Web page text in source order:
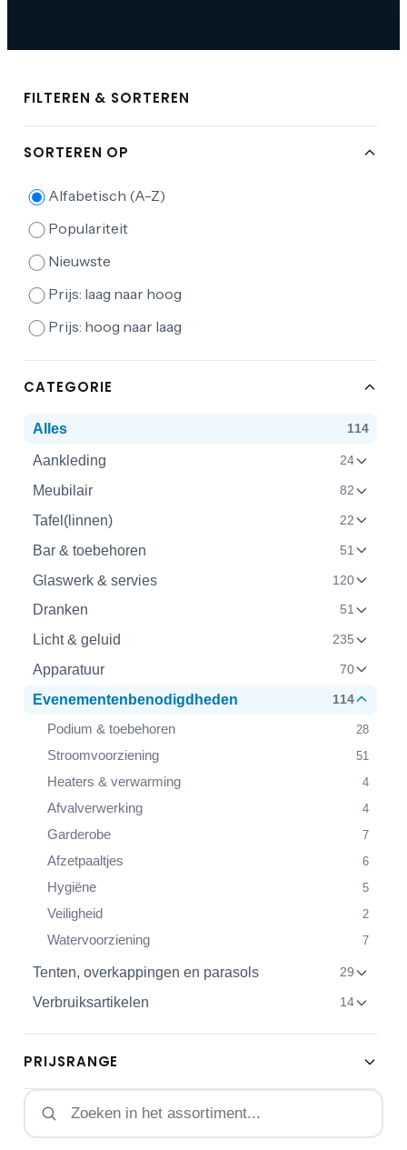
FILTEREN & SORTEREN
SORTEREN OP
Alfabetisch (A-Z)
Populariteit
Nieuwste
Prijs: laag naar hoog
Prijs: hoog naar laag
CATEGORIE
Alles 114
Aankleding 24
Meubilair 82
Tafel(linnen) 22
Bar & toebehoren 51
Glaswerk & servies 120
Dranken 51
Licht & geluid 235
Apparatuur 70
Evenementenbenodigdheden 114
Podium & toebehoren 28
Stroomvoorziening 51
Heaters & verwarming 4
Afvalverwerking 4
Garderobe 7
Afzetpaaltjes 6
Hygiëne 5
Veiligheid 2
Watervoorziening 7
Tenten, overkappingen en parasols 29
Verbruiksartikelen 14
PRIJSRANGE